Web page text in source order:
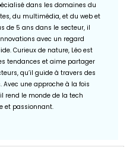
dans les domaines du
du multimédia, et du web et
de 5 ans dans le secteur, il
avec un regard
Curieux de nature, Léo est
tendances et aime partager
qu’il guide à travers des
une approche à la fois
rend le monde de la tech
et passionnant.